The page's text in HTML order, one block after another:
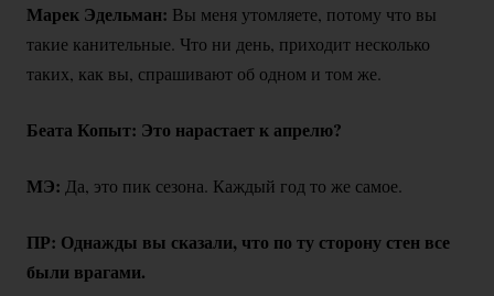
Марек Эдельман: Вы меня утомляете, потому что вы
такие канительные. Что ни день, приходит несколько
таких, как вы, спрашивают об одном и том же.
Беата Копыт: Это нарастает к апрелю?
МЭ: Да, это пик сезона. Каждый год то же самое.
ПР: Однажды вы сказали, что по ту сторону стен все
были врагами.